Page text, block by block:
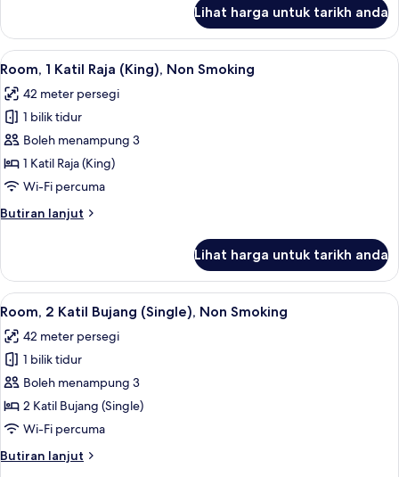
Smoking
Suite,
Katil
(Double),
Non
Lihat harga untuk tarikh anda
Lihat
semua
foto
untuk
Room,
1
Katil
(King),
Peti besi dalam bilik, meja, seterika/
6
Room, 1 Katil Raja (King), Non Smoking
42 meter persegi
1 bilik tidur
Boleh menampung 3
1 Katil Raja (King)
Wi-Fi percuma
Butiran lanjut
Butiran
1
Katil
Raja
Non
Smoking
Lihat harga untuk tarikh anda
Lihat
semua
foto
untuk
Room,
2
Katil
(Single),
Peti besi dalam bilik, meja, seterika/
7
Room, 2 Katil Bujang (Single), Non Smoking
42 meter persegi
1 bilik tidur
Boleh menampung 3
2 Katil Bujang (Single)
Wi-Fi percuma
Butiran lanjut
Butiran